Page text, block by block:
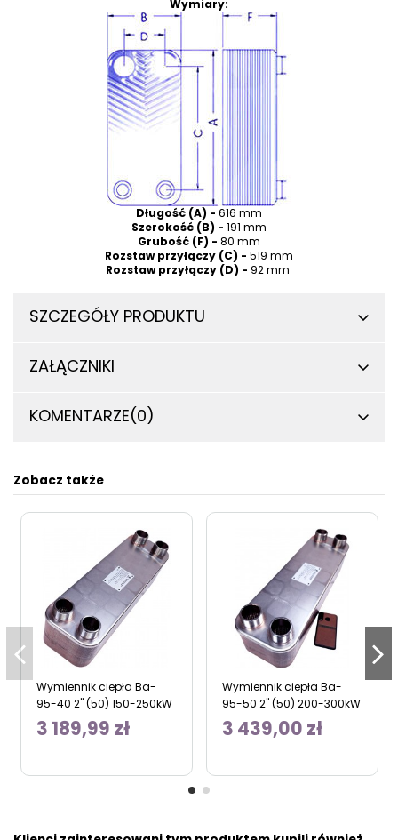
Wymiary:
Długość (A) - 616 mm
Szerokość (B) - 191 mm
Grubość (F) - 80 mm
Rozstaw przyłączy (C) - 519 mm
Rozstaw przyłączy (D) - 92 mm
SZCZEGÓŁY PRODUKTU
ZAŁĄCZNIKI
KOMENTARZE(0)
Zobacz także
Wymiennik ciepła Ba-
95-40 2" (50) 150-250kW
3 189,99 zł
Wymiennik ciepła Ba-
95-50 2" (50) 200-300kW
3 439,00 zł